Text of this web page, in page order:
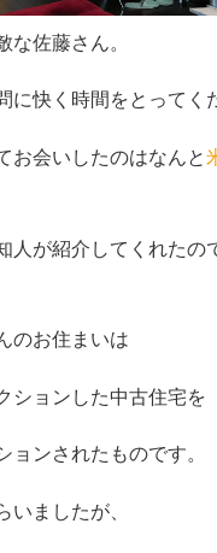
な佐藤さん。
に快く時間をとってく
お会いしたのはなんと
人が紹介してくれたの
のお住まいは
ションした中古住宅を
ョンされたものです。
いましたが、